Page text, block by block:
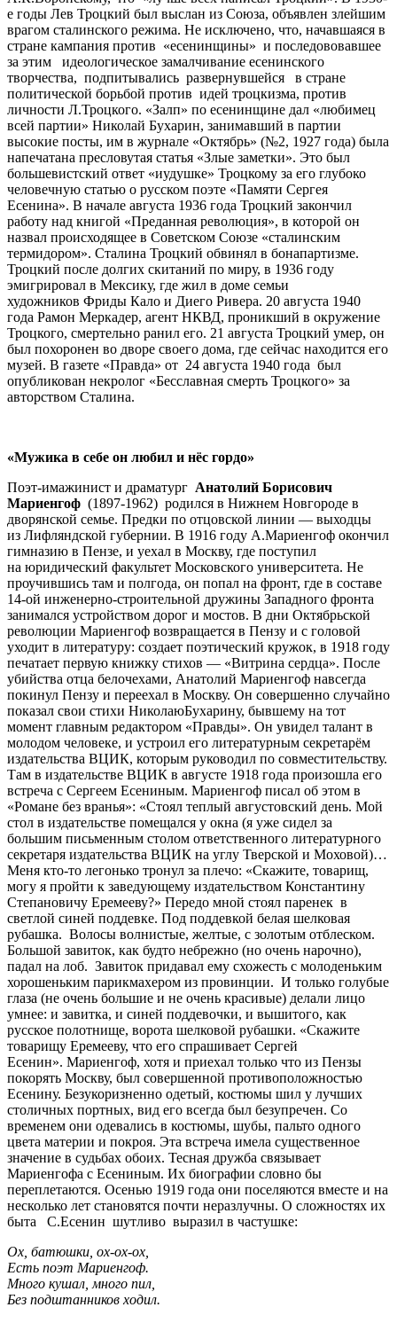
«Мужика в себе он любил и нёс гордо»
Поэт-имажинист и драматург Анатолий Борисович
Мариенгоф (1897-1962) родился в Нижнем Новгороде в
дворянской семье. Предки по отцовской линии — выходцы
из Лифляндской губернии. В 1916 году А.Мариенгоф окончил
гимназию в Пензе, и уехал в Москву, где поступил
на юридический факультет Московского университета. Не
проучившись там и полгода, он попал на фронт, где в составе
14-ой инженерно-строительной дружины Западного фронта
занимался устройством дорог и мостов. В дни Октябрьской
революции Мариенгоф возвращается в Пензу и с головой
уходит в литературу: создает поэтический кружок, в 1918 году
печатает первую книжку стихов — «Витрина сердца». После
убийства отца белочехами, Анатолий Мариенгоф навсегда
покинул Пензу и переехал в Москву. Он совершенно случайно
показал свои стихи НиколаюБухарину, бывшему на тот
момент главным редактором «Правды». Он увидел талант в
молодом человеке, и устроил его литературным секретарём
издательства ВЦИК, которым руководил по совместительству.
Там в издательстве ВЦИК в августе 1918 года произошла его
встреча с Сергеем Есениным. Мариенгоф писал об этом в
«Романе без вранья»: «Стоял теплый августовский день. Мой
стол в издательстве помещался у окна (я уже сидел за
большим письменным столом ответственного литературного
секретаря издательства ВЦИК на углу Тверской и Моховой)…
Меня кто-то легонько тронул за плечо: «Скажите, товарищ,
могу я пройти к заведующему издательством Константину
Степановичу Еремееву?» Передо мной стоял паренек в
светлой синей поддевке. Под поддевкой белая шелковая
рубашка. Волосы волнистые, желтые, с золотым отблеском.
Большой завиток, как будто небрежно (но очень нарочно),
падал на лоб. Завиток придавал ему схожесть с молоденьким
хорошеньким парикмахером из провинции. И только голубые
глаза (не очень большие и не очень красивые) делали лицо
умнее: и завитка, и синей поддевочки, и вышитого, как
русское полотнище, ворота шелковой рубашки. «Скажите
товарищу Еремееву, что его спрашивает Сергей
Есенин». Мариенгоф, хотя и приехал только что из Пензы
покорять Москву, был совершенной противоположностью
Есенину. Безукоризненно одетый, костюмы шил у лучших
столичных портных, вид его всегда был безупречен. Со
временем они одевались в костюмы, шубы, пальто одного
цвета материи и покроя. Эта встреча имела существенное
значение в судьбах обоих. Тесная дружба связывает
Мариенгофа с Есениным. Их биографии словно бы
переплетаются. Осенью 1919 года они поселяются вместе и на
несколько лет становятся почти неразлучны. О сложностях их
быта С.Есенин шутливо выразил в частушке:
Ох, батюшки, ох-ох-ох,
Есть поэт Мариенгоф.
Много кушал, много пил,
Без подштанников ходил.